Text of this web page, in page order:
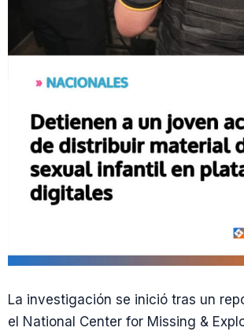
La investigación se inició tras un
el National Center for Missing &